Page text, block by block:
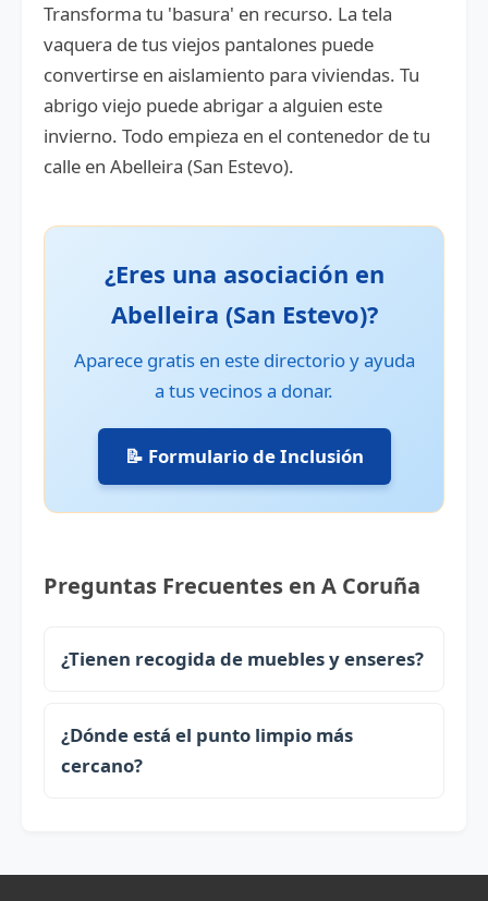
Transforma tu 'basura' en recurso. La tela
vaquera de tus viejos pantalones puede
convertirse en aislamiento para viviendas. Tu
abrigo viejo puede abrigar a alguien este
invierno. Todo empieza en el contenedor de tu
calle en Abelleira (San Estevo).
¿Eres una asociación en
Abelleira (San Estevo)?
Aparece gratis en este directorio y ayuda
a tus vecinos a donar.
📝 Formulario de Inclusión
Preguntas Frecuentes en A Coruña
¿Tienen recogida de muebles y enseres?
¿Dónde está el punto limpio más
cercano?